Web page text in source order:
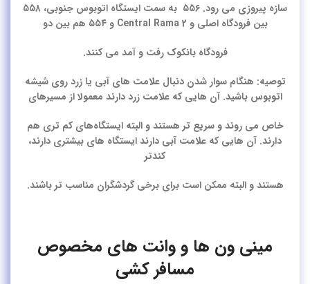
سازه پیروزی می رود. ۵۵۶ به سمت ایستگاه اتوبوس جنوبی، ۵۵۸
بین فرودگاه اصلی و Central Rama 2 و ۵۵۴ هم بین دو
فرودگاه بانکوک رفت و آمد می کنند.
توصیه: هنگام سوار شدن دنبال علامت های آبی یا زرد روی شیشه
اتوبوس باشید. آن هایی که علامت زرد دارند معمولا از مسیرهای
خاص می روند و سریع تر هستند و البته ایستگاه‌های کم‌ تری هم
دارند. آن هایی که علامت آبی دارند ایستگاه‌ های بیشتری دارند،
کندتر
هستند و البته ممکن است برای برخی گردشگران مناسب تر باشند.
مینی ون ها و وانت های مخصوص
مسافر کشی